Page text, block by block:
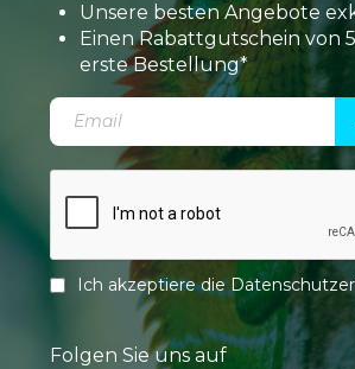
Unsere besten Angebote
Einen Rabattgutschein von
erste Bestellung*
Ich akzeptiere die
Folgen Sie uns auf